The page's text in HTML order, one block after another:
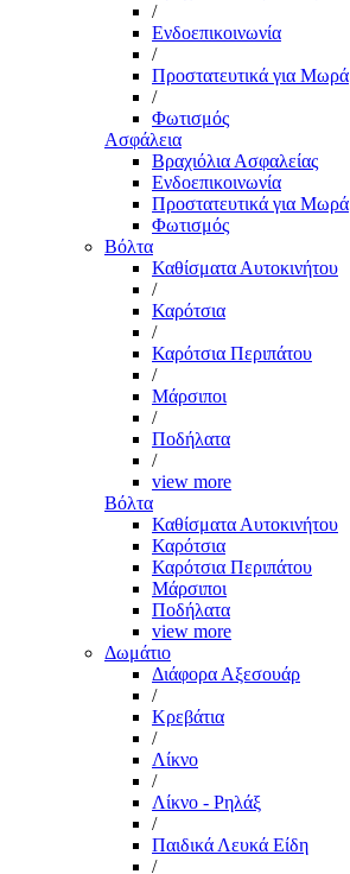
/
Ενδοεπικοινωνία
/
Προστατευτικά για Μωρά
/
Φωτισμός
Ασφάλεια
Βραχιόλια Ασφαλείας
Ενδοεπικοινωνία
Προστατευτικά για Μωρά
Φωτισμός
Βόλτα
Καθίσματα Αυτοκινήτου
/
Καρότσια
/
Καρότσια Περιπάτου
/
Μάρσιποι
/
Ποδήλατα
/
view more
Βόλτα
Καθίσματα Αυτοκινήτου
Καρότσια
Καρότσια Περιπάτου
Μάρσιποι
Ποδήλατα
view more
Δωμάτιο
Διάφορα Αξεσουάρ
/
Κρεβάτια
/
Λίκνο
/
Λίκνο - Ρηλάξ
/
Παιδικά Λευκά Είδη
/